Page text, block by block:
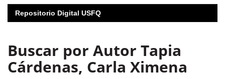
Repositorio Digital USFQ
Buscar por Autor Tapia
Cárdenas, Carla Ximena